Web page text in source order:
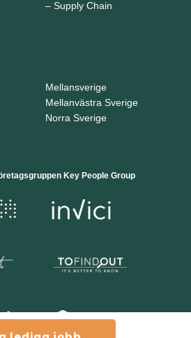
– Supply Chain
Mellansverige
Mellanvästra Sverige
Norra Sverige
Key People Group